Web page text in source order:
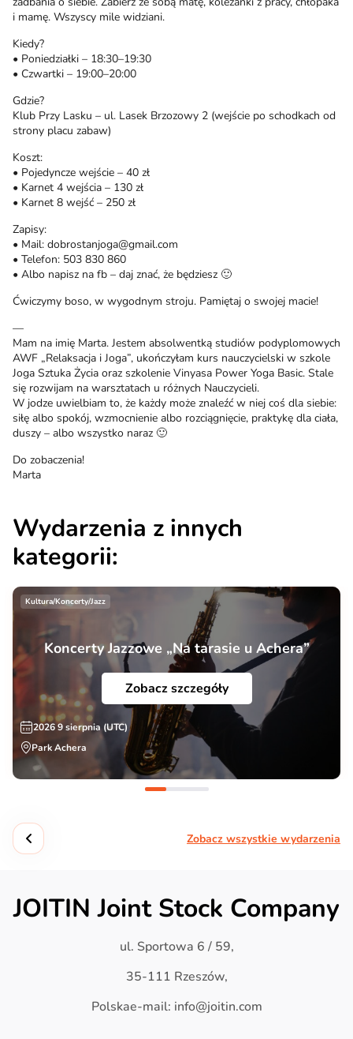
i mamę. Wszyscy mile widziani.
Kiedy?
• Poniedziałki – 18:30–19:30
• Czwartki – 19:00–20:00
Gdzie?
Klub Przy Lasku – ul. Lasek Brzozowy 2 (wejście po schodkach od
strony placu zabaw)
Koszt:
• Pojedyncze wejście – 40 zł
• Karnet 4 wejścia – 130 zł
• Karnet 8 wejść – 250 zł
Zapisy:
• Mail: dobrostanjoga@gmail.com
• Telefon: 503 830 860
• Albo napisz na fb – daj znać, że będziesz 🙂
Ćwiczymy boso, w wygodnym stroju. Pamiętaj o swojej macie!
—
Mam na imię Marta. Jestem absolwentką studiów podyplomowych
AWF „Relaksacja i Joga”, ukończyłam kurs nauczycielski w szkole
Joga Sztuka Życia oraz szkolenie Vinyasa Power Yoga Basic. Stale
się rozwijam na warsztatach u różnych Nauczycieli.
W jodze uwielbiam to, że każdy może znaleźć w niej coś dla siebie:
siłę albo spokój, wzmocnienie albo rozciągnięcie, praktykę dla ciała,
duszy – albo wszystko naraz 🙂
Do zobaczenia!
Marta
Wydarzenia z innych
kategorii:
Kultura/Koncerty/Jazz
Koncerty Jazzowe „Na tarasie u Achera”
Zobacz szczegóły
2026 9 sierpnia (UTC)
Park Achera
Zobacz wszystkie wydarzenia
JOITIN Joint Stock Company
ul. Sportowa 6 / 59,
35-111 Rzeszów,
Polskae-mail: info@joitin.com